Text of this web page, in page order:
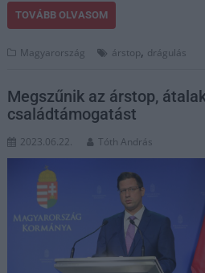
TOVÁBB OLVASOM
Magyarország árstop, drágulás
Megszűnik az árstop,
családtámogatást
2023.06.22. Tóth András